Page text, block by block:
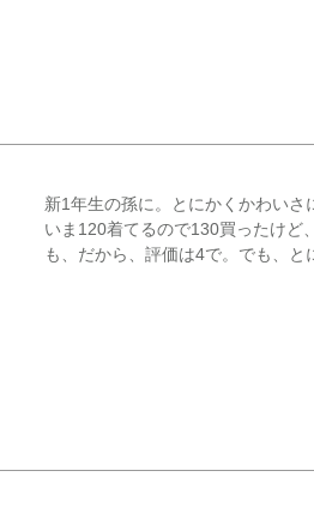
新1年生の孫に。とにかくかわいさ
いま120着てるので130買ったけど
も、だから、評価は4で。でも、と